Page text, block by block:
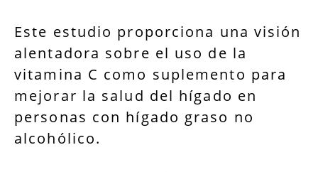
Este estudio proporciona una visión
alentadora sobre el uso de la
vitamina C como suplemento para
mejorar la salud del hígado en
personas con hígado graso no
alcohólico.